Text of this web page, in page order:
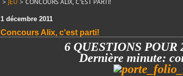
> JEU > CONCOURS ALIX, C'EST PARTI!
1 décembre 2011
Concours Alix, c'est parti!
6 QUESTIONS POUR
Dernière minute: